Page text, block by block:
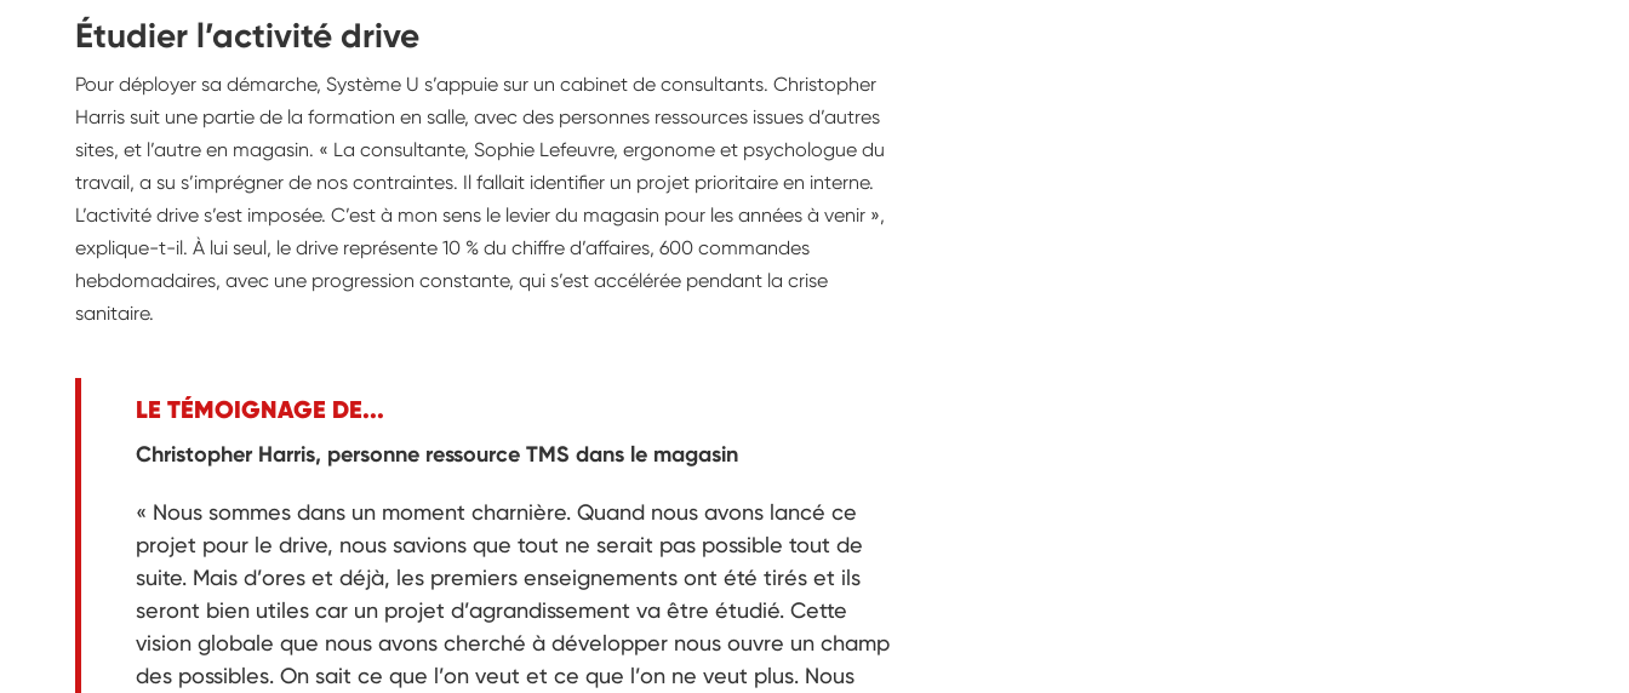
Étudier l’activité drive
Pour déployer sa démarche, Système U s’appuie sur un cabinet de consultants. Christopher
Harris suit une partie de la formation en salle, avec des personnes ressources issues d’autres
sites, et l’autre en magasin. « La consultante, Sophie Lefeuvre, ergonome et psychologue du
travail, a su s’imprégner de nos contraintes. Il fallait identifier un projet prioritaire en interne.
L’activité drive s’est imposée. C’est à mon sens le levier du magasin pour les années à venir »,
explique-t-il. À lui seul, le drive représente 10 % du chiffre d’affaires, 600 commandes
hebdomadaires, avec une progression constante, qui s’est accélérée pendant la crise
sanitaire.
LE TÉMOIGNAGE DE...
Christopher Harris, personne ressource TMS dans le magasin
« Nous sommes dans un moment charnière. Quand nous avons lancé ce
projet pour le drive, nous savions que tout ne serait pas possible tout de
suite. Mais d’ores et déjà, les premiers enseignements ont été tirés et ils
seront bien utiles car un projet d’agrandissement va être étudié. Cette
vision globale que nous avons cherché à développer nous ouvre un champ
des possibles. On sait ce que l’on veut et ce que l’on ne veut plus. Nous